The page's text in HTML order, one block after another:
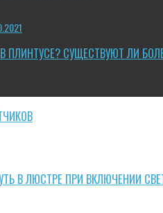
ПЛИНТУСЕ? СУЩЕСТВУЮТ ЛИ
В ЛЮСТРЕ ПРИ ВКЛЮЧЕНИИ